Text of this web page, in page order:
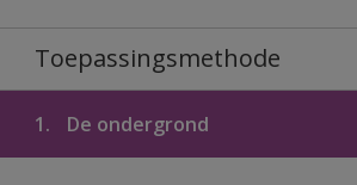
Toepassingsmethode
1. De ondergrond